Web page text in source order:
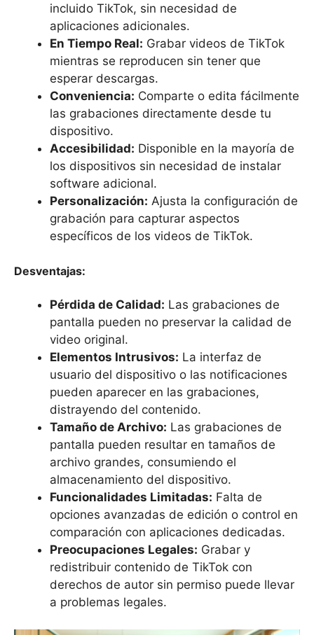
incluido TikTok, sin necesidad de
aplicaciones adicionales.
En Tiempo Real: Grabar videos de TikTok
mientras se reproducen sin tener que
esperar descargas.
Conveniencia: Comparte o edita fácilmente
las grabaciones directamente desde tu
dispositivo.
Accesibilidad: Disponible en la mayoría de
los dispositivos sin necesidad de instalar
software adicional.
Personalización: Ajusta la configuración de
grabación para capturar aspectos
específicos de los videos de TikTok.
Desventajas:
Pérdida de Calidad: Las grabaciones de
pantalla pueden no preservar la calidad de
video original.
Elementos Intrusivos: La interfaz de
usuario del dispositivo o las notificaciones
pueden aparecer en las grabaciones,
distrayendo del contenido.
Tamaño de Archivo: Las grabaciones de
pantalla pueden resultar en tamaños de
archivo grandes, consumiendo el
almacenamiento del dispositivo.
Funcionalidades Limitadas: Falta de
opciones avanzadas de edición o control en
comparación con aplicaciones dedicadas.
Preocupaciones Legales: Grabar y
redistribuir contenido de TikTok con
derechos de autor sin permiso puede llevar
a problemas legales.